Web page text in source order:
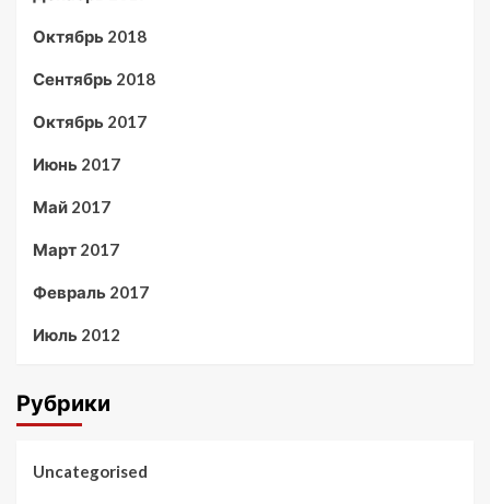
Октябрь 2018
Сентябрь 2018
Октябрь 2017
Июнь 2017
Май 2017
Март 2017
Февраль 2017
Июль 2012
Рубрики
Uncategorised